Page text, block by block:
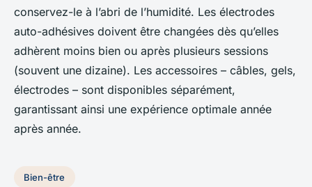
conservez-le à l’abri de l’humidité. Les électrodes
auto-adhésives doivent être changées dès qu’elles
adhèrent moins bien ou après plusieurs sessions
(souvent une dizaine). Les accessoires – câbles, gels,
électrodes – sont disponibles séparément,
garantissant ainsi une expérience optimale année
après année.
Bien-être